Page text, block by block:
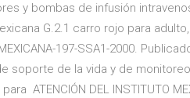
y bombas de infusión
G.2.1 carro rojo para
197-SSA1-2000.
soporte de la vida y de
ATENCIÓN DEL INSTITUTO